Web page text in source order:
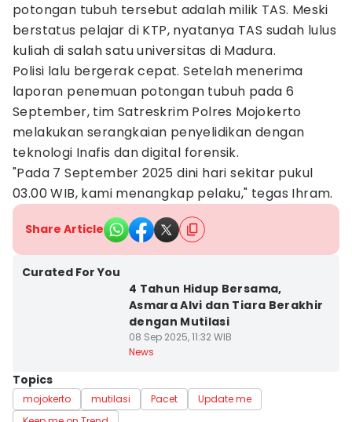
potongan tubuh tersebut adalah milik TAS. Meski
berstatus pelajar di KTP, nyatanya TAS sudah lulus
kuliah di salah satu universitas di Madura.
Polisi lalu bergerak cepat. Setelah menerima
laporan penemuan potongan tubuh pada 6
September, tim Satreskrim Polres Mojokerto
melakukan serangkaian penyelidikan dengan
teknologi Inafis dan digital forensik.
"Pada 7 September 2025 dini hari sekitar pukul
03.00 WIB, kami menangkap pelaku," tegas Ihram.
Share Article
Curated For You
4 Tahun Hidup Bersama,
Asmara Alvi dan Tiara Berakhir
dengan Mutilasi
08 Sep 2025, 11:32 WIB
News
Topics
mojokerto mutilasi Pacet
Update me